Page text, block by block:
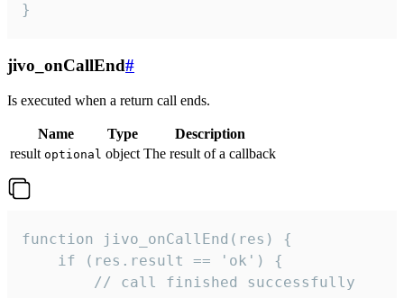
}
jivo_onCallEnd#
Is executed when a return call ends.
Name Type
Description
result optional object The result of a callback
function jivo_onCallEnd(res) {
    if (res.result == 'ok') {
        // call finished successfully